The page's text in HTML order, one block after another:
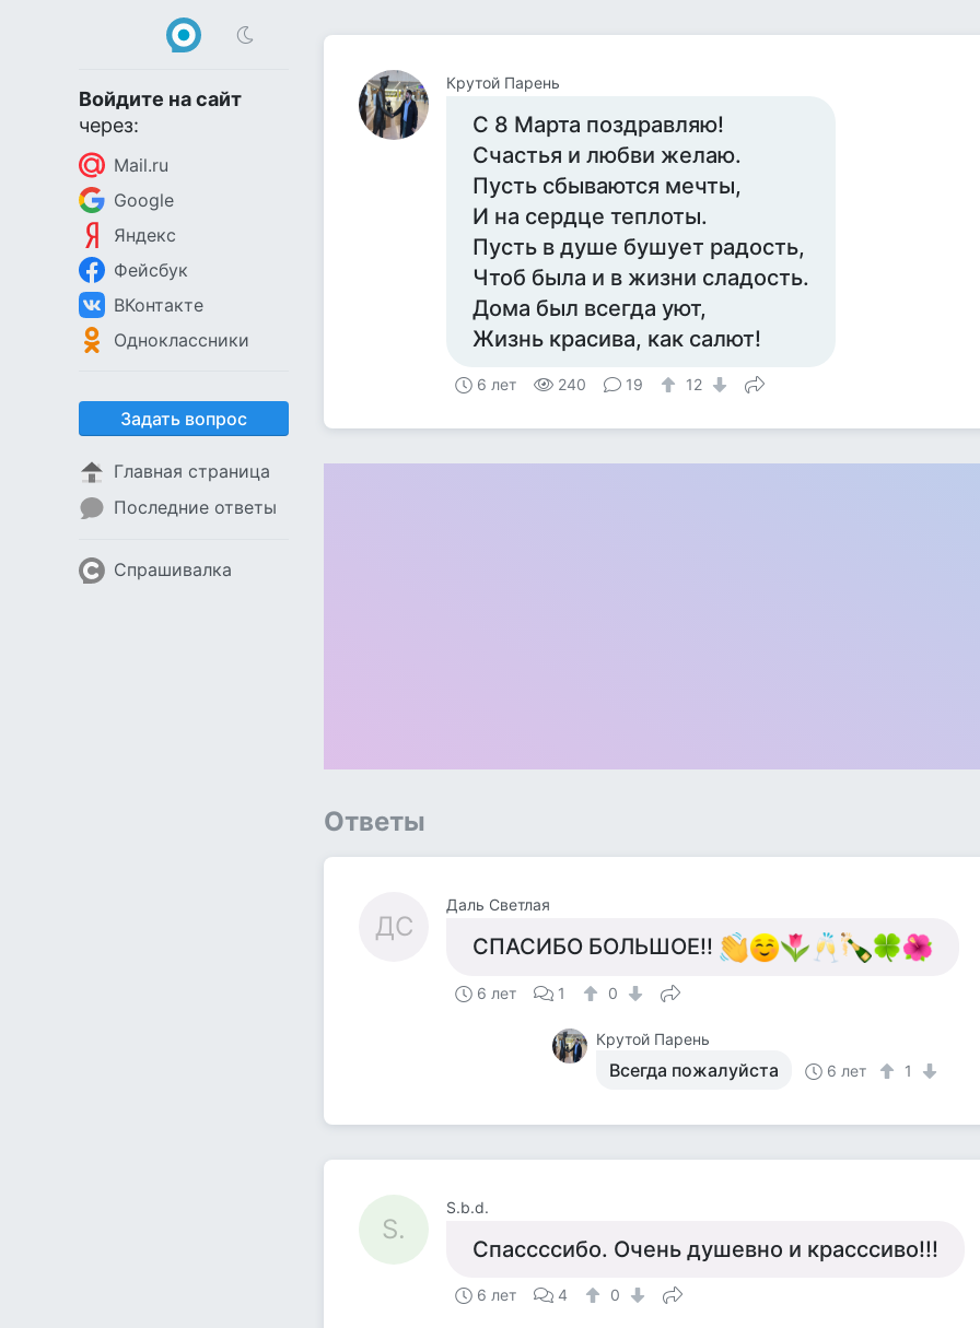
Войдите на сайт
через:
Mail.ru
Google
Яндекс
Фейсбук
ВКонтакте
Одноклассники
Задать вопрос
Главная страница
Последние ответы
Спрашивалка
Крутой Парень
С 8 Марта поздравляю!
Счастья и любви желаю.
Пусть сбываются мечты,
И на сердце теплоты.
Пусть в душе бушует радость,
Чтоб была и в жизни сладость.
Дома был всегда уют,
Жизнь красива, как салют!
6 лет 240 19 12
Ответы
ДС
Даль Светлая
СПАСИБО БОЛЬШОЕ!!
6 лет 1 0
Крутой Парень
Всегда пожалуйста 6 лет 1
S.
S.b.d.
Спассссибо. Очень душевно и красссиво!!!
6 лет 4 0